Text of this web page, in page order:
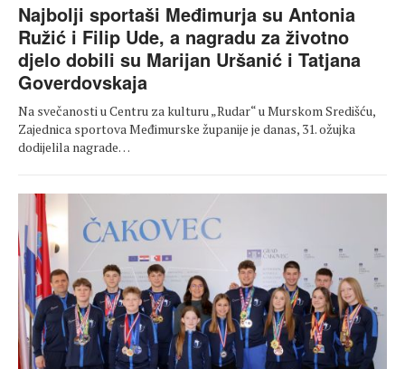
Najbolji sportaši Međimurja su Antonia
Ružić i Filip Ude, a nagradu za životno
djelo dobili su Marijan Uršanić i Tatjana
Goverdovskaja
Na svečanosti u Centru za kulturu „Rudar“ u Murskom Središću,
Zajednica sportova Međimurske županije je danas, 31. ožujka
dodijelila nagrade…